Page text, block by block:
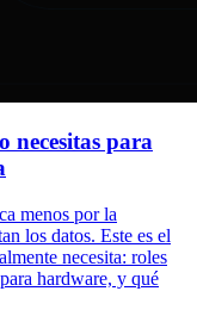
necesitas para
menos por la
los datos. Este es el
necesita: roles
hardware, y qué